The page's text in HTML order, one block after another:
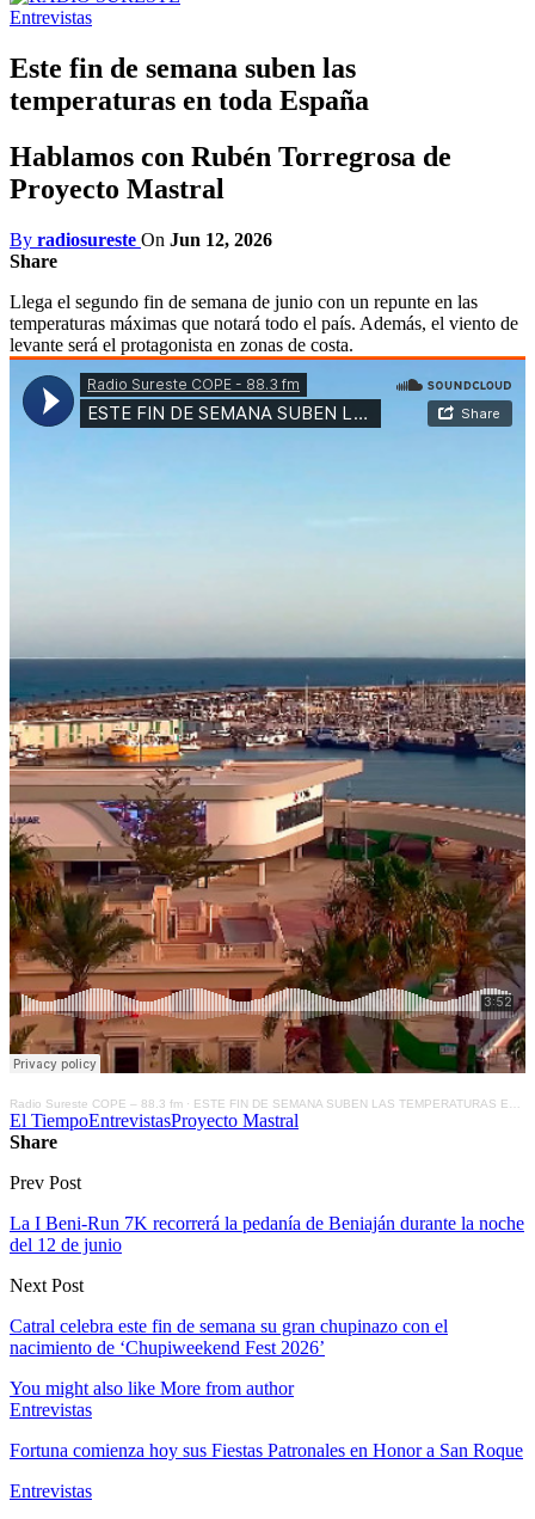
Entrevistas
Este fin de semana suben las
temperaturas en toda España
Hablamos con Rubén Torregrosa de
Proyecto Mastral
By radiosureste On Jun 12, 2026
Share
Llega el segundo fin de semana de junio con un repunte en las
temperaturas máximas que notará todo el país. Además, el viento de
levante será el protagonista en zonas de costa.
Radio Sureste COPE – 88.3 fm · ESTE FIN DE SEMANA SUBEN LAS TEMPERATURAS EN TODA ESPAÑA
El TiempoEntrevistasProyecto Mastral
Share
Prev Post
La I Beni-Run 7K recorrerá la pedanía de Beniaján durante la noche
del 12 de junio
Next Post
Catral celebra este fin de semana su gran chupinazo con el
nacimiento de ‘Chupiweekend Fest 2026’
You might also like More from author
Entrevistas
Fortuna comienza hoy sus Fiestas Patronales en Honor a San Roque
Entrevistas